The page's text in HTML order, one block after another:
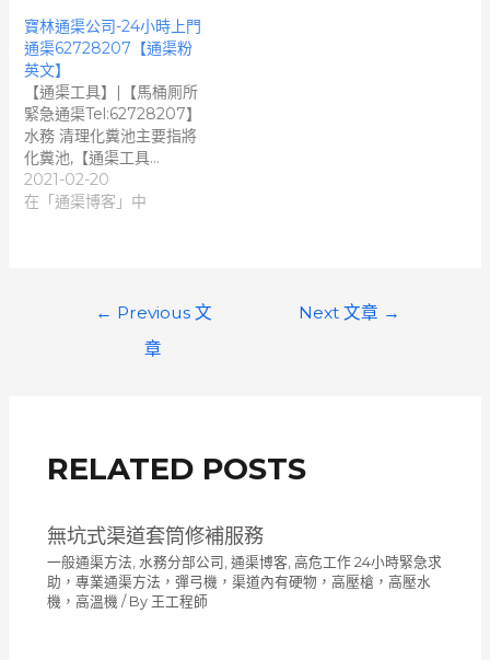
寶林通渠公司-24小時上門
通渠62728207【通渠粉
英文】
【通渠工具】|【馬桶厠所
緊急通渠Tel:62728207】
水務 清理化糞池主要指將
化糞池,【通渠工具…
2021-02-20
在「通渠博客」中
← Previous 文
章
Next 文章 →
RELATED POSTS
無坑式渠道套筒修補服務
一般通渠方法, 水務分部公司 , 通渠博客, 高危工作 24小時緊急求
助，專業通渠方法，彈弓機，渠道內有硬物，高壓槍，高壓水
機，高溫機 / By 王工程師